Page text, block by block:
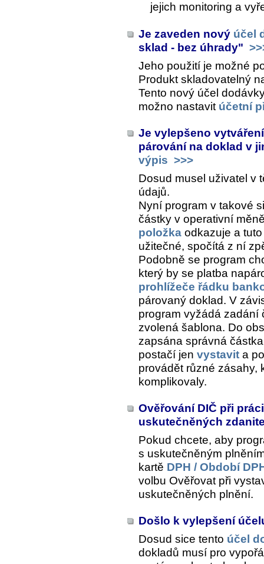
jejich monitoring a
Je zaveden nový účel
sklad - bez úhrady"
Jeho použití je možné
Produkt skladovatelný
Tento nový účel
možno nastavit účetní
Je vylepšeno
párování na doklad v
výpis >>>
Dosud musel uživatel v
údajů.
Nyní program v takové
částky v operativní
položka odkazuje a
užitečné, spočítá z ní
Podobně se program
který by se platba
prohlížeče řádku
párovaný doklad. V
program vyžádá zadání
zvolená šablona. Do
zapsána správná
postačí jen vystavit a
provádět různé zásahy,
komplikovaly.
Ověřování DIČ při
uskutečněných
Pokud chcete, aby
s uskutečněným
kartě DPH / Období
volbu Ověřovat při
uskutečněných plnění.
Došlo k vylepšení
Dosud sice tento účel
dokladů musí pro